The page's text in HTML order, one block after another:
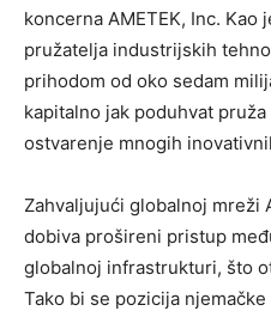
koncerna AMETEK, Inc.
pružatelja industrijskih
prihodom od oko sedam
kapitalno jak poduhvat
ostvarenje mnogih
Zahvaljujući globalnoj mreži
dobiva prošireni pristup
globalnoj infrastrukturi, što
Tako bi se pozicija